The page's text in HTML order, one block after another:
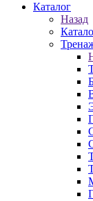
Каталог
Назад